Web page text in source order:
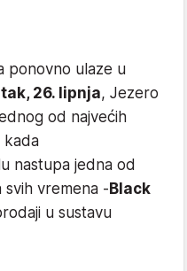
ponovno ulaze u
26. lipnja, Jezero
od najvećih
kada
nastupa jedna od
svih vremena -Black
u sustavu